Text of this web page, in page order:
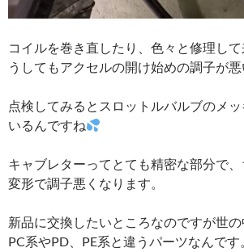
コイルを巻き直したり、色々と修理し
うしてもアクセルの開け始めの調子が悪
点検してみるとスロットルバルブのメ
いるんですね
キャブレターってとても精密な部分で
変形で調子悪くなります。
新品に交換したいところなのですが世
PC系やPD、PE系と違うパーツなんで